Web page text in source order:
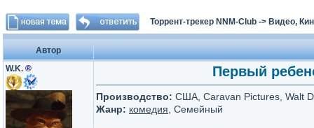
Торрент-трекер NNM-Club -> Видео,
Автор
W.K. ® Первый
Производство: США, Caravan Pictures, Walt
Жанр: комедия , Семейный